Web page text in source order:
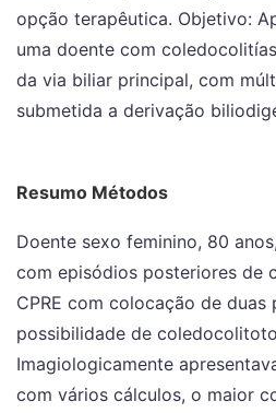
opção terapêutica. Objetivo:
uma doente com
da via biliar principal, com
submetida a derivação
Resumo Métodos
Doente sexo feminino, 80
com episódios posteriores de
CPRE com colocação de duas
possibilidade de
Imagiologicamente
com vários cálculos, o maior